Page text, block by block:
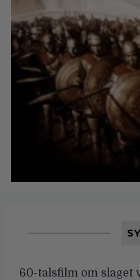
60-talsfilm om slaget